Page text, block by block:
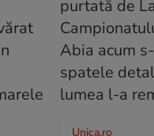
Unica.ro